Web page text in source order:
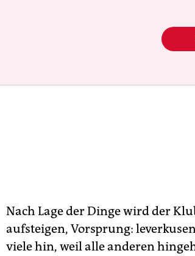
Nach Lage der Dinge wird der
aufsteigen, Vorsprung:
viele hin, weil alle anderen